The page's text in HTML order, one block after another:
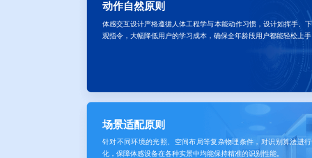
动作自然原则
体感交互设计严格遵循人体工程学与本能动作习惯，设计如挥手、
观指令，大幅降低用户的学习成本，确保全年龄段用户都能轻松上
场景适配原则
针对不同环境的光照、空间布局等复杂物理条件，对识别算法进
化，保障体感设备在各种实景中均能保持精准的识别性能。